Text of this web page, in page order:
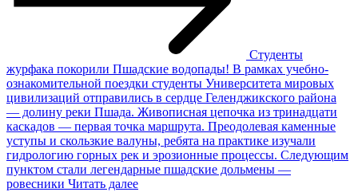
Студенты
журфака покорили Пшадские водопады! В рамках учебно-
ознакомительной поездки студенты Университета мировых
цивилизаций отправились в сердце Геленджикского района
— долину реки Пшада. Живописная цепочка из тринадцати
каскадов — первая точка маршрута. Преодолевая каменные
уступы и скользкие валуны, ребята на практике изучали
гидрологию горных рек и эрозионные процессы. Следующим
пунктом стали легендарные пшадские дольмены —
ровесники Читать далее